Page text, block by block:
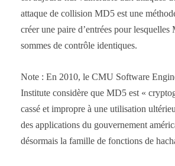
attaque de collision MD5 est une
créer une paire d’entrées pour
sommes de contrôle identiques.
Note : En 2010, le CMU Software
Institute considère que MD5 est «
cassé et impropre à une utilisation
des applications du gouvernement
désormais la famille de fonctions de